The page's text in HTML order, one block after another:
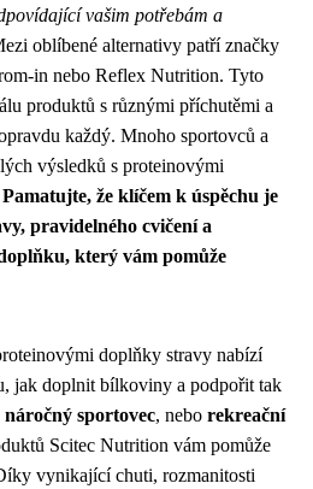
vašim potřebám a
oblíbené alternativy patří značky
in nebo Reflex Nutrition. Tyto
produktů s různými příchutěmi a
každý. Mnoho sportovců a
výsledků s proteinovými
Pamatujte, že klíčem k úspěchu je
pravidelného cvičení a
který vám pomůže
doplňky stravy nabízí
jak doplnit bílkoviny a podpořit tak
náročný sportovec, nebo rekreační
Scitec Nutrition vám pomůže
vynikající chuti, rozmanitosti